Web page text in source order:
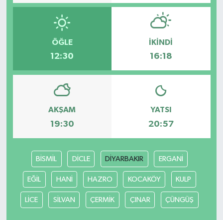
ÖĞLE
12:30
İKINDI
16:18
AKŞAM
19:30
YATSI
20:57
BİSMİL DİCLE DİYARBAKIR ERGANİ
EĞİL HANİ HAZRO KOCAKÖY KULP
LİCE SİLVAN ÇERMİK ÇINAR ÇÜNGÜŞ
Çevre
Kültür ve Sanat
Sivil Toplum
Bilim ve Teknoloji
Resmi İlanlar